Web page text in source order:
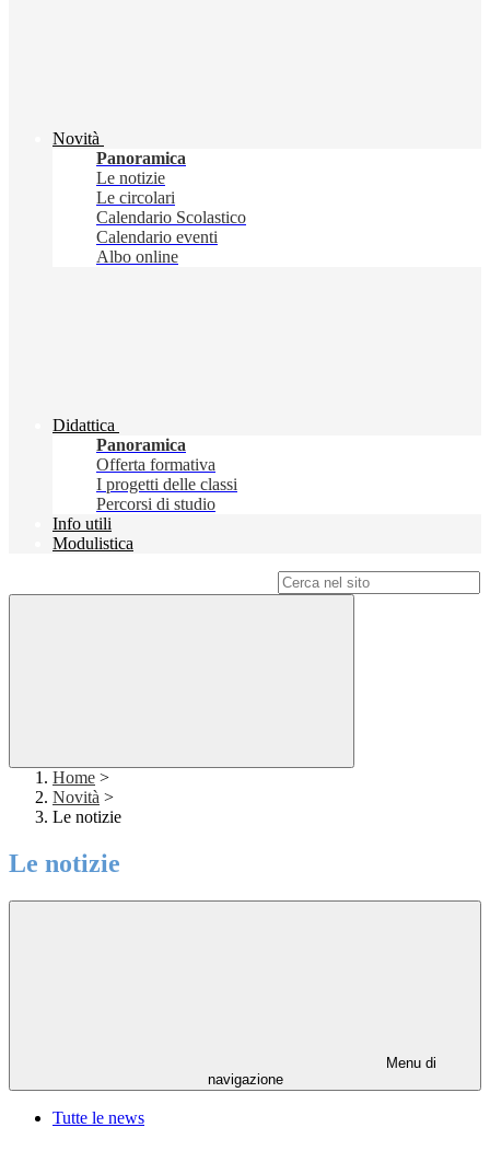
Novità
Panoramica
Le notizie
Le circolari
Calendario Scolastico
Calendario eventi
Albo online
Didattica
Panoramica
Offerta formativa
I progetti delle classi
Percorsi di studio
Info utili
Modulistica
Home >
Novità >
Le notizie
Le notizie
Menu di
navigazione
Tutte le news